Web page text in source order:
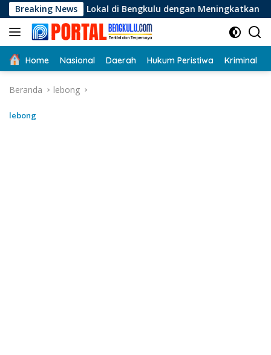
Langsung
ke
konten
Breaking News
Lokal di Bengkulu dengan Meningkatkan Ruang Publik
Home Nasional Daerah Hukum Peristiwa Kriminal
Beranda lebong
lebong